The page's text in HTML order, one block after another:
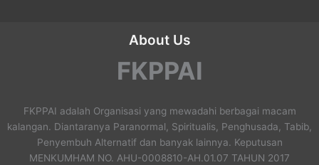
About Us
FKPPAI
FKPPAI adalah Organisasi yang mewadahi berbagai macam
kalangan. Diantaranya Paranormal, Spiritualis, Penghusada, Tabib,
Penyembuh Alternatif dan banyak lainnya. Keputusan
MENKUMHAM NO. AHU-0008810-AH.01.07 TAHUN 2017